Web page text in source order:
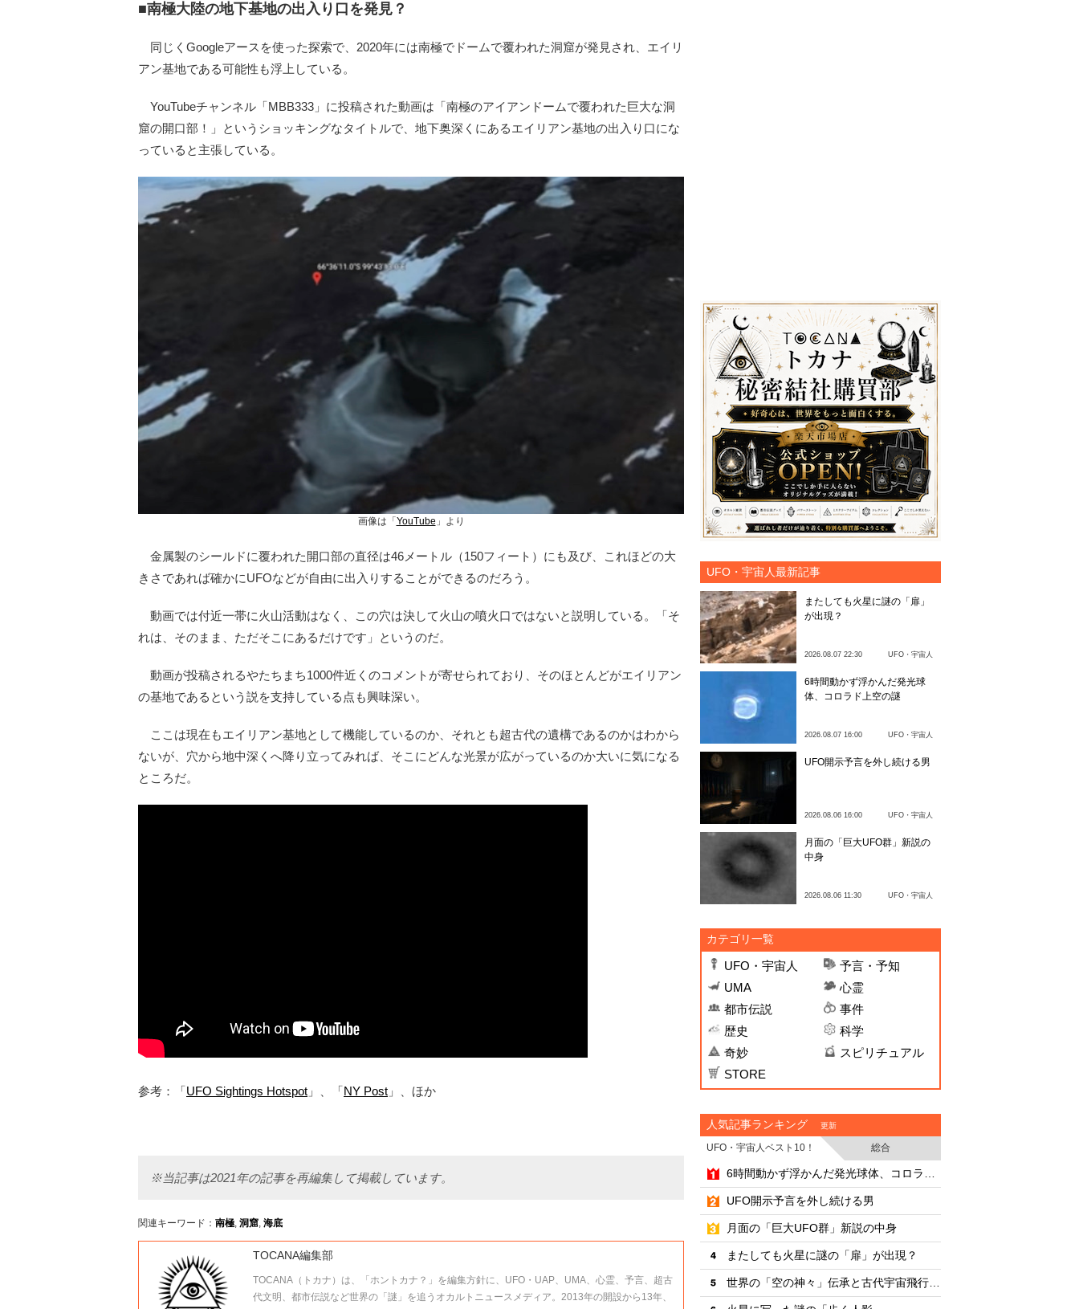
■南極大陸の地下基地の出入り口を発見？
同じくGoogleアースを使った探索で、2020年には南極でドームで覆われた洞窟が発見され、エイリ
アン基地である可能性も浮上している。
YouTubeチャンネル「MBB333」に投稿された動画は「南極のアイアンドームで覆われた巨大な洞
窟の開口部！」というショッキングなタイトルで、地下奥深くにあるエイリアン基地の出入り口にな
っていると主張している。
画像は「 YouTube 」より
金属製のシールドに覆われた開口部の直径は46メートル（150フィート）にも及び、これほどの大
きさであれば確かにUFOなどが自由に出入りすることができるのだろう。
動画では付近一帯に火山活動はなく、この穴は決して火山の噴火口ではないと説明している。「そ
れは、そのまま、ただそこにあるだけです」というのだ。
動画が投稿されるやたちまち1000件近くのコメントが寄せられており、そのほとんどがエイリアン
の基地であるという説を支持している点も興味深い。
ここは現在もエイリアン基地として機能しているのか、それとも超古代の遺構であるのかはわから
ないが、穴から地中深くへ降り立ってみれば、そこにどんな光景が広がっているのか大いに気になる
ところだ。
参考：「UFO Sightings Hotspot 」、「NY Post 」、ほか
※当記事は2021年の記事を再編集して掲載しています。
関連キーワード： 南極, 洞窟, 海底
TOCANA編集部
TOCANA（トカナ）は、「ホントカナ？」を編集方針に、UFO・UAP、UMA、心霊、予言、超古
代文明、都市伝説など世界の「謎」を追うオカルトニュースメディア。2013年の開設から13年、
UFO・宇宙人最新記事
またしても火星に謎の「扉」
が出現？
2026.08.07 22:30 UFO・宇宙人
6時間動かず浮かんだ発光球
体、コロラド上空の謎
2026.08.07 16:00 UFO・宇宙人
UFO開示予言を外し続ける男
2026.08.06 16:00 UFO・宇宙人
月面の「巨大UFO群」新説の
中身
2026.08.06 11:30 UFO・宇宙人
カテゴリ一覧
UFO・宇宙人
予言・予知
UMA
心霊
都市伝説
事件
歴史
科学
奇妙
スピリチュアル
STORE
人気記事ランキング 更新
UFO・宇宙人ベスト10！
総合
・
6時間動かず浮かんだ発光球体、コロラド上空の謎
・
UFO開示予言を外し続ける男
・
月面の「巨大UFO群」新説の中身
・
またしても火星に謎の「扉」が出現？
・ 世界の「空の神々」伝承と古代宇宙飛行士説
・